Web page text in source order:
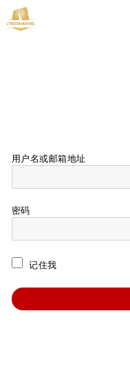
用户名或邮箱地址
密码
记住我